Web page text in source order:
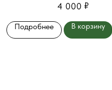
4 000 ₽
Подробнее В корзину